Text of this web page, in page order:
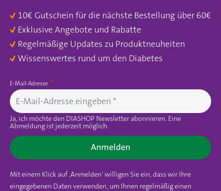
10€ Gutschein für die nächste Bestellung über 60€
Exklusive Angebote und Rabatte
Regelmäßige Updates zu Produktneuheiten
Wissenswertes rund um den Diabetes
E-Mail-Adresse
Ja, ich möchte den DIASHOP Newsletter abonnieren. Eine
Abmeldung ist jederzeit möglich.
Anmelden
Mit einem Klick auf ‚Anmelden‘ willigen Sie ein, dass wir Ihre
eingegebenen Daten verwenden, um Ihnen regelmäßig einen